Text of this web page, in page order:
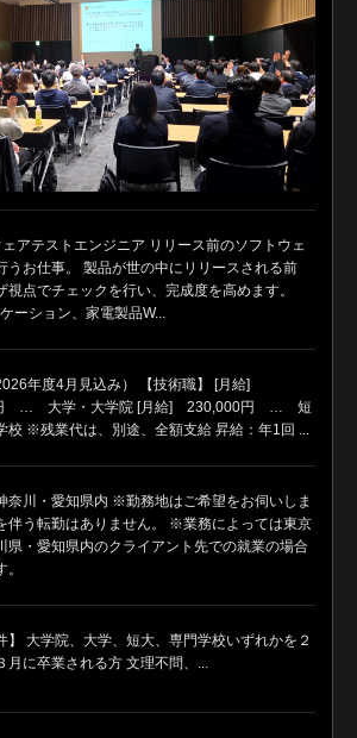
アテストエンジニア リリース前のソフトウェ
うお仕事。 製品が世の中にリリースされる前
視点でチェックを行い、完成度を高めます。
ーション、家電製品W...
年度4月見込み） 【技術職】 [月給]
… 大学・大学院 [月給] 230,000円 … 短
校 ※残業代は、別途、全額支給 昇給：年1回 ...
奈川・愛知県内 ※勤務地はご希望をお伺いしま
伴う転勤はありません。 ※業務によっては東京
県・愛知県内のクライアント先での就業の場合
】 大学院、大学、短大、専門学校いずれかを２
月に卒業される方 文理不問、...